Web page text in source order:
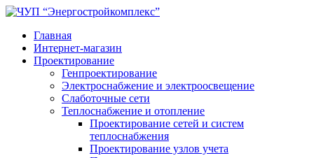
Главная
Интернет-магазин
Проектирование
Генпроектирование
Электроснабжение и электроосвещение
Слаботочные сети
Теплоснабжение и отопление
Проектирование сетей и систем
теплоснабжения
Проектирование узлов учета